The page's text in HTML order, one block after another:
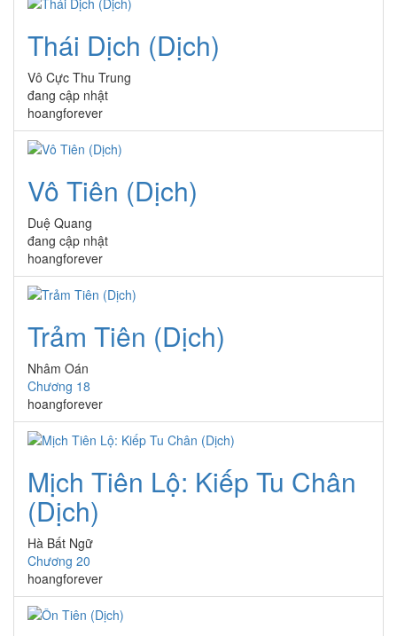
Thái Dịch (Dịch)
Vô Cực Thu Trung
đang cập nhật
hoangforever
Vô Tiên (Dịch)
Duệ Quang
đang cập nhật
hoangforever
Trảm Tiên (Dịch)
Nhâm Oán
Chương 18
hoangforever
Mịch Tiên Lộ: Kiếp Tu Chân
(Dịch)
Hà Bất Ngữ
Chương 20
hoangforever